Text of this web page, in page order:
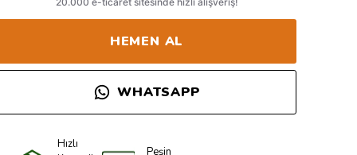
HEMEN AL
WHATSAPP
Hızlı
Peşin